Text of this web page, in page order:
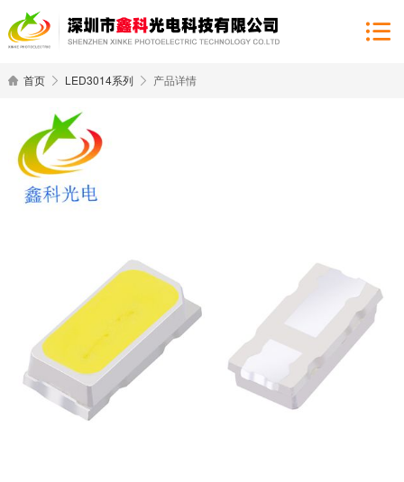
首页 LED3014系列 产品详情